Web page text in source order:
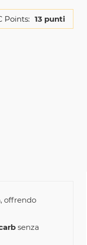
Points: 13 punti
, offrendo
senza